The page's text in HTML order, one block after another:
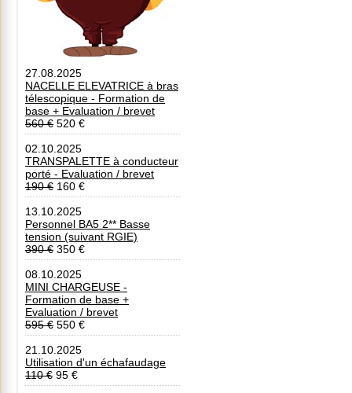
27.08.2025
NACELLE ELEVATRICE à bras
télescopique - Formation de
base + Evaluation / brevet
560 € 520 €
02.10.2025
TRANSPALETTE à conducteur
porté - Evaluation / brevet
190 € 160 €
13.10.2025
Personnel BA5 2** Basse
tension (suivant RGIE)
390 € 350 €
08.10.2025
MINI CHARGEUSE -
Formation de base +
Evaluation / brevet
595 € 550 €
21.10.2025
Utilisation d'un échafaudage
110 € 95 €